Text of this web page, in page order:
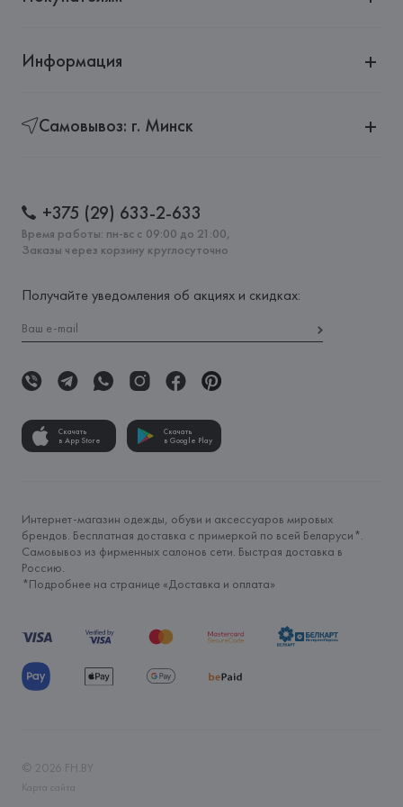
Информация
Самовывоз: г. Минск
+375 (29) 633-2-633
Время работы: пн-вс с 09:00 до 21:00,
Заказы через корзину круглосуточно
Получайте уведомления об акциях и скидках:
Скачать
в App Store
Скачать
в Google Play
Интернет-магазин одежды, обуви и аксессуаров мировых
брендов. Бесплатная доставка с примеркой по всей Беларуси*.
Самовывоз из фирменных салонов сети. Быстрая доставка в
Россию.
*Подробнее на странице «Доставка и оплата»
© 2026 FH.BY
Карта сайта